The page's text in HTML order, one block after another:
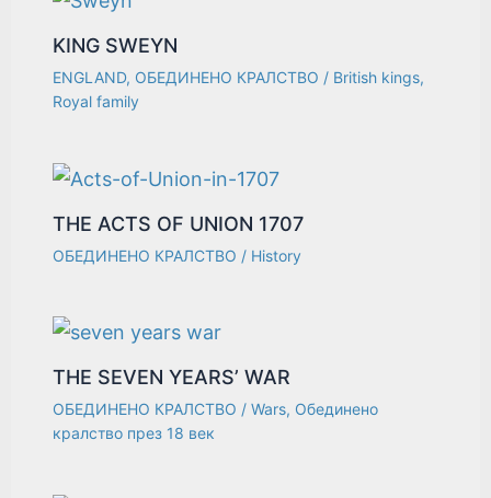
KING SWEYN
ENGLAND, ОБЕДИНЕНО КРАЛСТВО / British kings,
Royal family
THE ACTS OF UNION 1707
ОБЕДИНЕНО КРАЛСТВО / History
THE SEVEN YEARS’ WAR
ОБЕДИНЕНО КРАЛСТВО /Wars, Обединено
кралство през 18 век